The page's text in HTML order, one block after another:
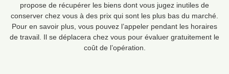
propose de récupérer les biens dont vous jugez inutiles de
conserver chez vous à des prix qui sont les plus bas du marché.
Pour en savoir plus, vous pouvez l’appeler pendant les horaires
de travail. Il se déplacera chez vous pour évaluer gratuitement le
coût de l’opération.